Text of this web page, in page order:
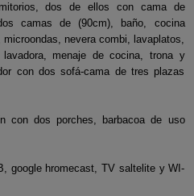
dos de ellos con cama de
camas de (90cm), baño, cocina
nevera combi, lavaplatos,
menaje de cocina, trona y
con dos sofá-cama de tres plazas
con dos porches, barbacoa de uso
google hromecast, TV saltelite y WI-